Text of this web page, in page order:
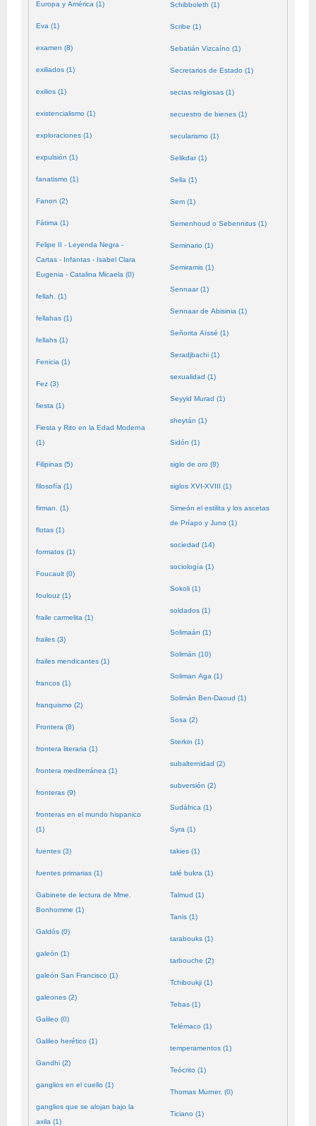
Europa y América (1)
Eva (1)
examen (8)
exiliados (1)
exilios (1)
existencialismo (1)
exploraciones (1)
expulsión (1)
fanatismo (1)
Fanon (2)
Fátima (1)
Felipe II - Leyenda Negra -
Cartas - Infantas - Isabel Clara
Eugenia - Catalina Micaela (0)
fellah. (1)
fellahas (1)
fellahs (1)
Fenicia (1)
Fez (3)
fiesta (1)
Fiesta y Rito en la Edad Moderna
(1)
Filipinas (5)
filosofía (1)
firman. (1)
flotas (1)
formatos (1)
Foucault (0)
foulouz (1)
fraile carmelita (1)
frailes (3)
frailes mendicantes (1)
francos (1)
franquismo (2)
Frontera (8)
frontera literaria (1)
frontera mediterránea (1)
fronteras (9)
fronteras en el mundo hispanico
(1)
fuentes (3)
fuentes primarias (1)
Gabinete de lectura de Mme.
Bonhomme (1)
Galdós (0)
galeón (1)
galeón San Francisco (1)
galeones (2)
Galileo (0)
Galileo herético (1)
Gandhi (2)
ganglios en el cuello (1)
ganglios que se alojan bajo la
axila (1)
Schibboleth (1)
Scribe (1)
Sebatián Vizcaíno (1)
Secretarios de Estado (1)
sectas religiosas (1)
secuestro de bienes (1)
secularismo (1)
Selikdar (1)
Sella (1)
Sem (1)
Semenhoud o Sebennitus (1)
Seminario (1)
Semiramis (1)
Sennaar (1)
Sennaar de Abisinia (1)
Señorita Aïssé (1)
Seradjbachi (1)
sexualidad (1)
Seyyid Murad (1)
sheytán (1)
Sidón (1)
siglo de oro (8)
siglos XVI-XVIII (1)
Simeón el estilita y los ascetas
de Príapo y Juno (1)
sociedad (14)
sociología (1)
Sokoli (1)
soldados (1)
Solimaán (1)
Solimán (10)
Soliman Aga (1)
Solimán Ben-Daoud (1)
Sosa (2)
Sterkin (1)
subalternidad (2)
subversión (2)
Sudáfrica (1)
Syra (1)
takies (1)
talé bukra (1)
Talmud (1)
Tanis (1)
tarabouks (1)
tarbouche (2)
Tchiboukji (1)
Tebas (1)
Telémaco (1)
temperamentos (1)
Teócrito (1)
Thomas Murner. (0)
Ticiano (1)